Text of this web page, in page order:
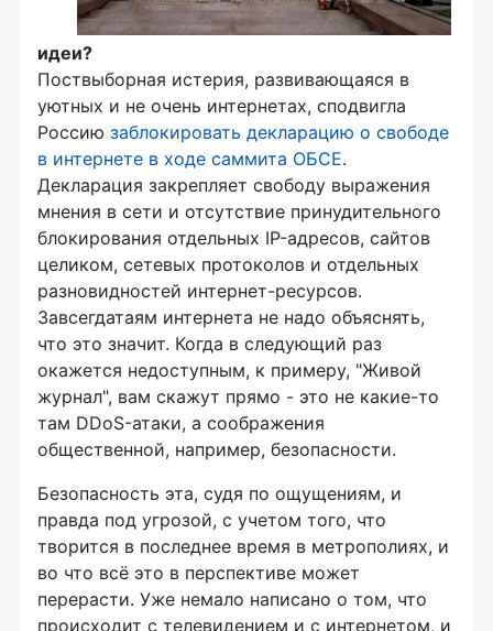
идеи?
Поствыборная истерия, развивающаяся в
уютных и не очень интернетах, сподвигла
Россию заблокировать декларацию о свободе
в интернете в ходе саммита ОБСЕ.
Декларация закрепляет свободу выражения
мнения в сети и отсутствие принудительного
блокирования отдельных IP-адресов, сайтов
целиком, сетевых протоколов и отдельных
разновидностей интернет-ресурсов.
Завсегдатаям интернета не надо объяснять,
что это значит. Когда в следующий раз
окажется недоступным, к примеру, "Живой
журнал", вам скажут прямо - это не какие-то
там DDoS-атаки, а соображения
общественной, например, безопасности.
Безопасность эта, судя по ощущениям, и
правда под угрозой, с учетом того, что
творится в последнее время в метрополиях, и
во что всё это в перспективе может
перерасти. Уже немало написано о том, что
происходит с телевидением и с интернетом, и